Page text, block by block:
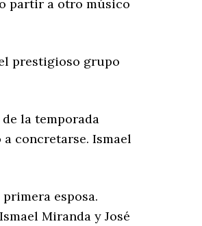
partir a otro músico
prestigioso grupo
la temporada
concretarse. Ismael
esposa.
Miranda y José